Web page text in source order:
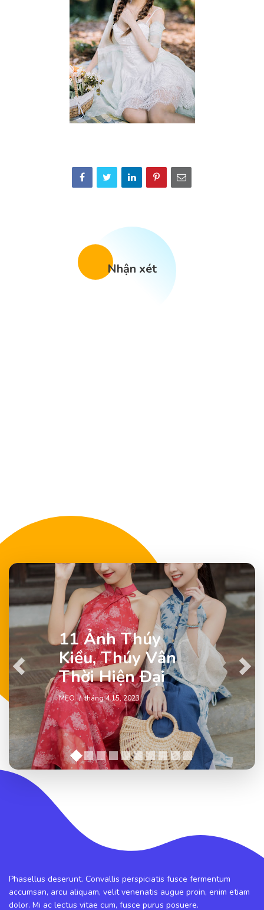
Nhận xét
11 Ảnh Thúy
Kiều, Thúy Vân
Thời Hiện Đại
MẸO tháng 4 15, 2023
Previous Next
Phasellus deserunt. Convallis perspiciatis fusce fermentum
accumsan, arcu aliquam, velit venenatis augue proin, enim etiam
dolor. Mi ac lectus vitae cum, fusce purus posuere.